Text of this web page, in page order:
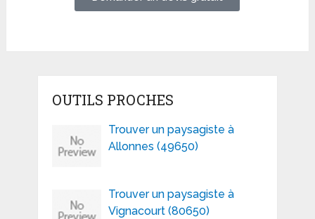
OUTILS PROCHES
Trouver un paysagiste à
Allonnes (49650)
Trouver un paysagiste à
Vignacourt (80650)